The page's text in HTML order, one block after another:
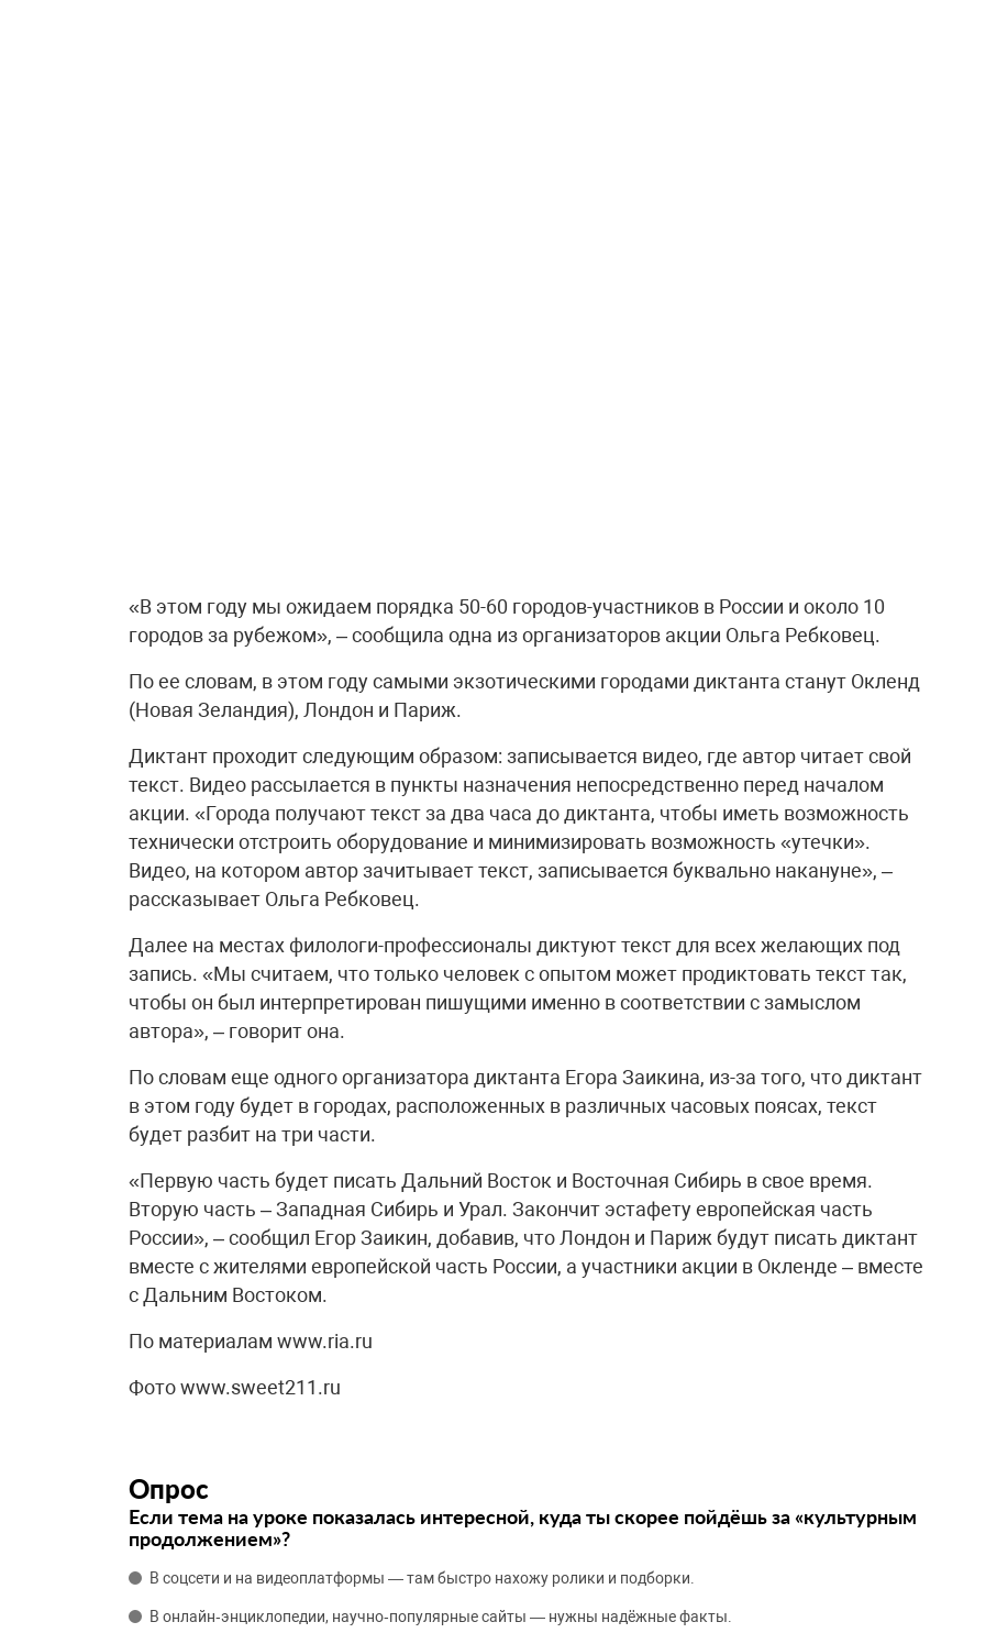
«В этом году мы ожидаем порядка 50-60 городов-участников в России и около 10
городов за рубежом», – сообщила одна из организаторов акции Ольга Ребковец.
По ее словам, в этом году самыми экзотическими городами диктанта станут Окленд
(Новая Зеландия), Лондон и Париж.
Диктант проходит следующим образом: записывается видео, где автор читает свой
текст. Видео рассылается в пункты назначения непосредственно перед началом
акции. «Города получают текст за два часа до диктанта, чтобы иметь возможность
технически отстроить оборудование и минимизировать возможность «утечки».
Видео, на котором автор зачитывает текст, записывается буквально накануне», –
рассказывает Ольга Ребковец.
Далее на местах филологи-профессионалы диктуют текст для всех желающих под
запись. «Мы считаем, что только человек с опытом может продиктовать текст так,
чтобы он был интерпретирован пишущими именно в соответствии с замыслом
автора», – говорит она.
По словам еще одного организатора диктанта Егора Заикина, из-за того, что диктант
в этом году будет в городах, расположенных в различных часовых поясах, текст
будет разбит на три части.
«Первую часть будет писать Дальний Восток и Восточная Сибирь в свое время.
Вторую часть – Западная Сибирь и Урал. Закончит эстафету европейская часть
России», – сообщил Егор Заикин, добавив, что Лондон и Париж будут писать диктант
вместе с жителями европейской часть России, а участники акции в Окленде – вместе
с Дальним Востоком.
По материалам www.ria.ru
Фото www.sweet211.ru
Опрос
Если тема на уроке показалась интересной, куда ты скорее пойдёшь за «культурным
продолжением»?
В соцсети и на видеоплатформы — там быстро нахожу ролики и подборки.
В онлайн‑энциклопедии, научно‑популярные сайты — нужны надёжные факты.